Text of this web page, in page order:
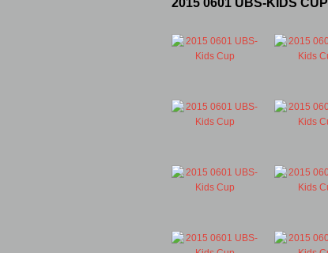
2015 0601 UBS-KIDS CUP